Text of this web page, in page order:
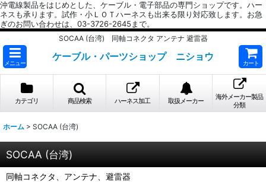
沖電線製品をはじめとした、ケーブル・電子部品の専門ショップです。ハー
ネスも承ります。試作・小ＬＯＴハーネスも出来る限り対応致します。お急
ぎのお問い合わせは、03-3726-2645まで。
SOCAA (台湾) 同軸コネクタ アンテナ 避雷器
メニュー
ケーブル・パーツショップ ニショウ
カート
カテゴリ 商品検索 ハーネス加工 取扱メーカー
海外メーカー製品
分類
ホーム > SOCAA (台湾)
SOCAA (台湾)
同軸コネクタ、アンテナ、避雷器